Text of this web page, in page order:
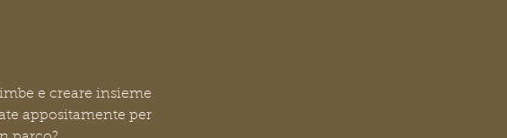
e creare insieme
appositamente per